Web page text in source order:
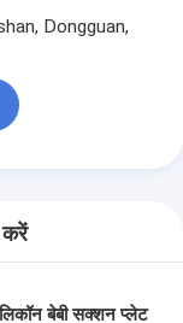
Dongguan,
करें
बेबी सक्शन प्लेट